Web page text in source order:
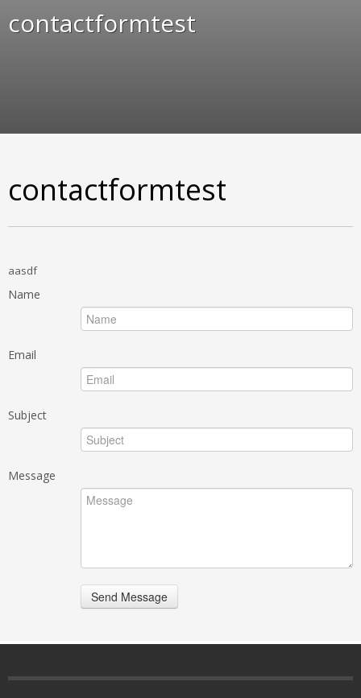
contactformtest
contactformtest
aasdf
Name
Email
Subject
Message